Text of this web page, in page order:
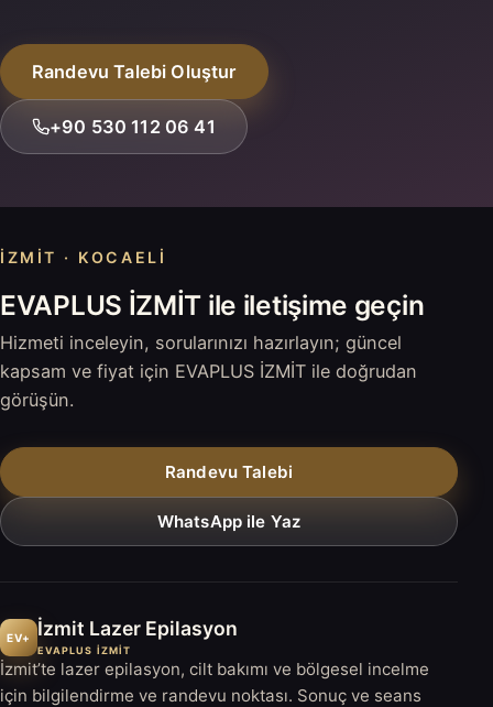
Randevu Talebi Oluştur
+90 530 112 06 41
İZMIT · KOCAELI
EVAPLUS İZMİT ile iletişime geçin
Hizmeti inceleyin, sorularınızı hazırlayın; güncel
kapsam ve fiyat için EVAPLUS İZMİT ile doğrudan
görüşün.
Randevu Talebi
WhatsApp ile Yaz
EV+ İzmit Lazer Epilasyon
EVAPLUS İZMİT
İzmit’te lazer epilasyon, cilt bakımı ve bölgesel incelme
için bilgilendirme ve randevu noktası. Sonuç ve seans